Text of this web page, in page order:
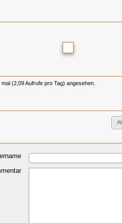
(2,09 Aufrufe pro Tag) angesehen.